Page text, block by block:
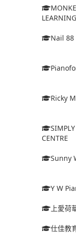
Nail 88
Ricky
CENTRE
Sunny
Y W
上愛荷
仕佳教